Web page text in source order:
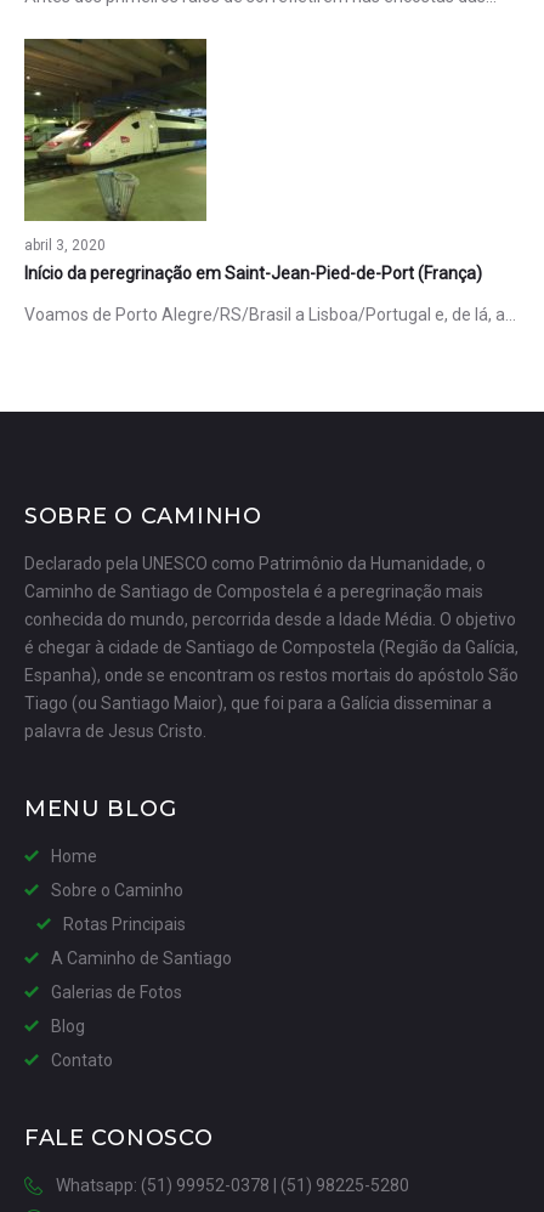
abril 3, 2020
Início da peregrinação em Saint-Jean-Pied-de-Port (França)
Voamos de Porto Alegre/RS/Brasil a Lisboa/Portugal e, de lá, a…
SOBRE O CAMINHO
Declarado pela UNESCO como Patrimônio da Humanidade, o
Caminho de Santiago de Compostela é a peregrinação mais
conhecida do mundo, percorrida desde a Idade Média. O objetivo
é chegar à cidade de Santiago de Compostela (Região da Galícia,
Espanha), onde se encontram os restos mortais do apóstolo São
Tiago (ou Santiago Maior), que foi para a Galícia disseminar a
palavra de Jesus Cristo.
MENU BLOG
Home
Sobre o Caminho
Rotas Principais
A Caminho de Santiago
Galerias de Fotos
Blog
Contato
FALE CONOSCO
Whatsapp: (51) 99952-0378 | (51) 98225-5280